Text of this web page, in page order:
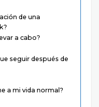
de una
a cabo?
seguir después de
a mi vida normal?